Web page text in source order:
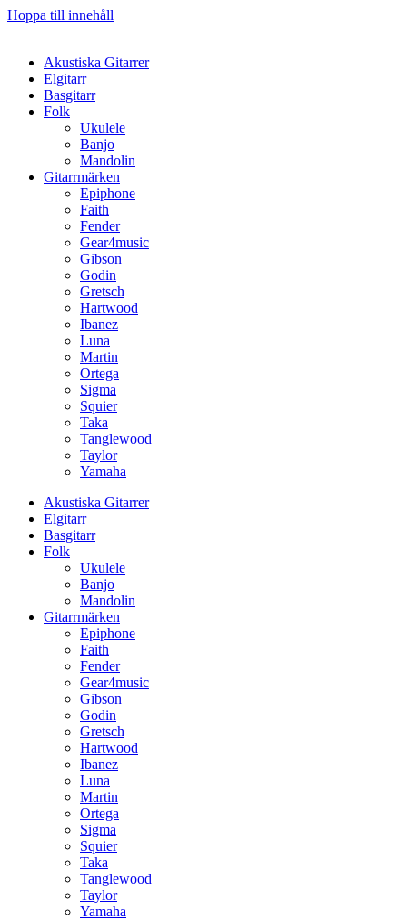
Hoppa till innehåll
Akustiska Gitarrer
Elgitarr
Basgitarr
Folk
Ukulele
Banjo
Mandolin
Gitarrmärken
Epiphone
Faith
Fender
Gear4music
Gibson
Godin
Gretsch
Hartwood
Ibanez
Luna
Martin
Ortega
Sigma
Squier
Taka
Tanglewood
Taylor
Yamaha
Akustiska Gitarrer
Elgitarr
Basgitarr
Folk
Ukulele
Banjo
Mandolin
Gitarrmärken
Epiphone
Faith
Fender
Gear4music
Gibson
Godin
Gretsch
Hartwood
Ibanez
Luna
Martin
Ortega
Sigma
Squier
Taka
Tanglewood
Taylor
Yamaha